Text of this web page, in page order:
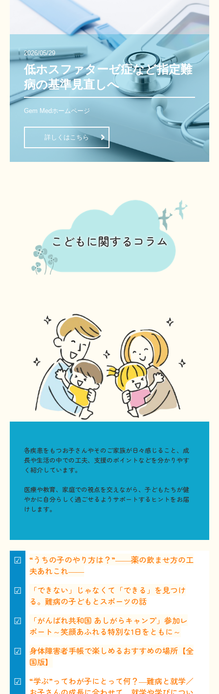
2026/05/29
低ホスファターゼ症など指定難
病の基準見直しへ
Gem Medホームページ
詳しくはこちら
こどもに関するコラム
各疾患をもつお子さんやそのご家族が日々感じること、成
長や生活の中での工夫、支援のポイントなどを分かりやす
く紹介しています。
医療や教育、家庭での視点を交えながら、子どもたちが健
やかに自分らしく過ごせるようサポートするヒントをお届
けします。
☑
“うちの子のやり方は？”――薬の飲ませ方の工
夫あれこれ――
☑
「できない」じゃなくて「できる」を見つけ
る。難病の子どもとスポーツの話
☑
「がんばれ共和国 あしがらキャンプ」参加レ
ポート～笑顔あふれる特別な1日をともに～
☑
身体障害者手帳で楽しめるおすすめの場所【全
国版】
☑
“学ぶ”ってわが子にとって何？―難病と就学／